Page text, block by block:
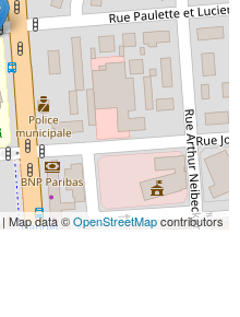
| Map data ©OpenStreetMapcontributors